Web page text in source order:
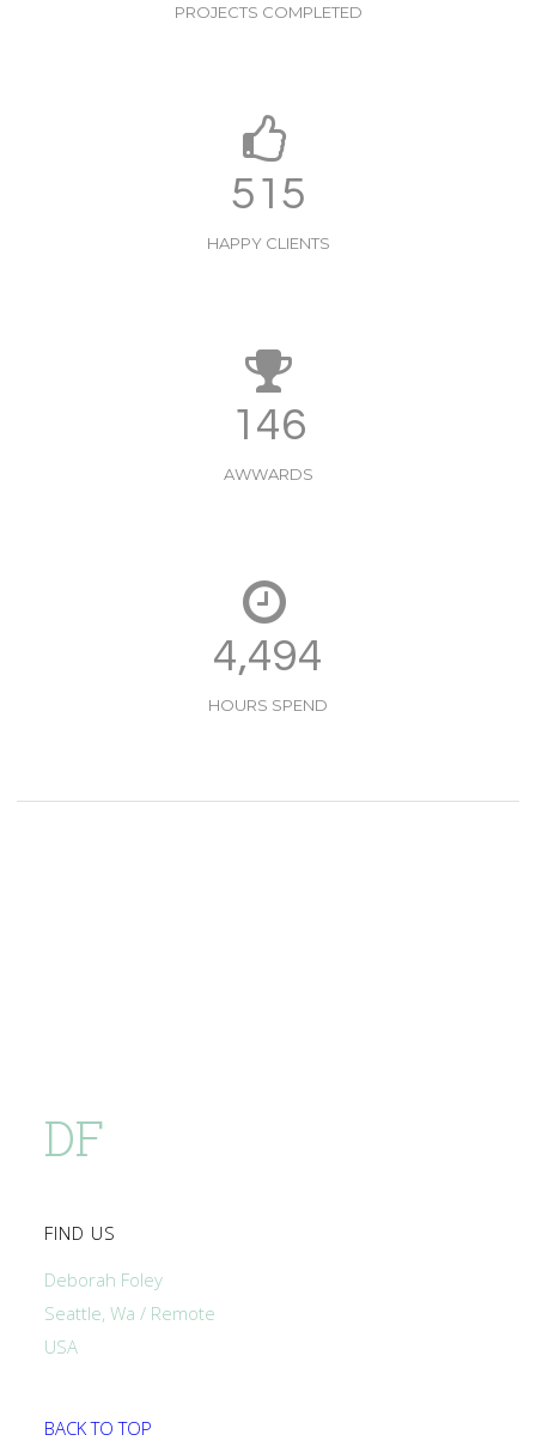
PROJECTS COMPLETED
517
HAPPY CLIENTS
147
AWWARDS
4,518
HOURS SPEND
DF
FIND US
Deborah Foley
Seattle, Wa / Remote
USA
BACK TO TOP